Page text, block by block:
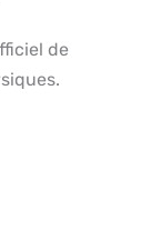
de